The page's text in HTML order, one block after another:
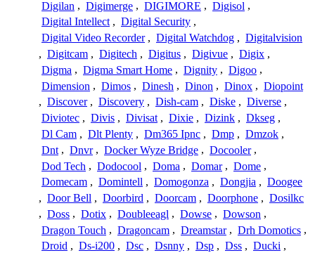
Digilan , Digimerge , DIGIMORE , Digisol ,
Digital Intellect , Digital Security ,
Digital Video Recorder , Digital Watchdog , Digitalvision
, Digitcam , Digitech , Digitus , Digivue , Digix ,
Digma , Digma Smart Home , Dignity , Digoo ,
Dimension , Dimos , Dinesh , Dinon , Dinox , Diopoint
, Discover , Discovery , Dish-cam , Diske , Diverse ,
Diviotec , Divis , Divisat , Dixie , Dizink , Dkseg ,
Dl Cam , Dlt Plenty , Dm365 Ipnc , Dmp , Dmzok ,
Dnt , Dnvr , Docker Wyze Bridge , Docooler ,
Dod Tech , Dodocool , Doma , Domar , Dome ,
Domecam , Domintell , Domogonza , Dongjia , Doogee
, Door Bell , Doorbird , Doorcam , Doorphone , Dosilkc
, Doss , Dotix , Doubleeagl , Dowse , Dowson ,
Dragon Touch , Dragoncam , Dreamstar , Drh Domotics ,
Droid , Ds-i200 , Dsc , Dsnny , Dsp , Dss , Ducki ,